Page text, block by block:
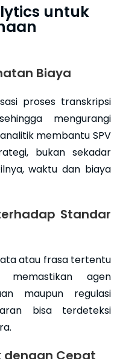
untuk
Biaya
proses transkripsi
mengurangi
membantu SPV
bukan sekadar
waktu dan biaya
Standar
atau frasa tertentu
agen
maupun regulasi
bisa terdeteksi
dengan Cepat